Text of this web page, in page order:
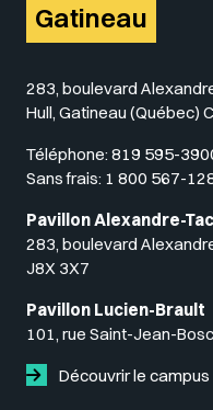
Gatineau
283, boulevard
Hull, Gatineau (Québec)
Téléphone: 819 595-
Sans frais: 1 800 567-
Pavillon Alexandre-
283, boulevard
J8X 3X7
Pavillon Lucien-Brault
101, rue Saint-Jean-
Découvrir le campus